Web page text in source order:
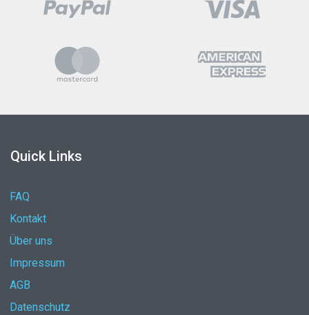
Quick Links
FAQ
Kontakt
Über uns
Impressum
AGB
Datenschutz